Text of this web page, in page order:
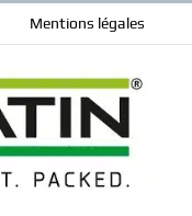
Mentions légales